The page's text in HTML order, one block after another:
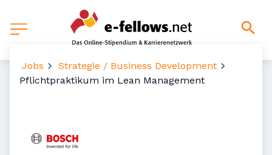
Jobs
Strategie / Business Development
Pflichtpraktikum im Lean Management